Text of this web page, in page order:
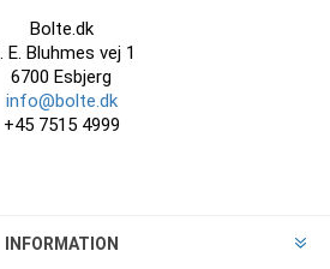
Bolte.dk
E. Bluhmes vej 1
6700 Esbjerg
info@bolte.dk
+45 7515 4999
INFORMATION